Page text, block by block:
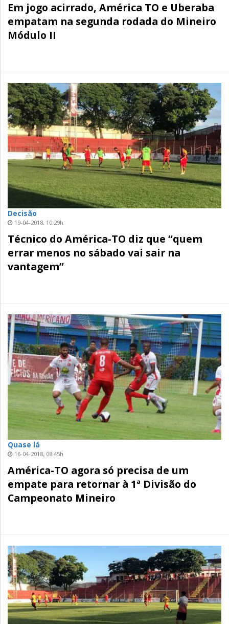
Em jogo acirrado, América TO e Uberaba
empatam na segunda rodada do Mineiro
Módulo II
Decisão
19-04-2018, 10:29h
Técnico do América-TO diz que “quem
errar menos no sábado vai sair na
vantagem”
Quase lá
16-04-2018, 08:45h
América-TO agora só precisa de um
empate para retornar à 1ª Divisão do
Campeonato Mineiro